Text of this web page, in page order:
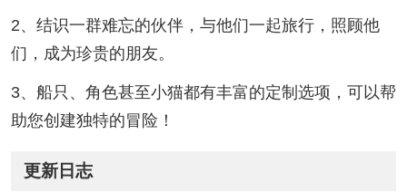
2、结识一群难忘的伙伴，与他们一起旅行，照顾他
们，成为珍贵的朋友。
3、船只、角色甚至小猫都有丰富的定制选项，可以帮
助您创建独特的冒险！
更新日志